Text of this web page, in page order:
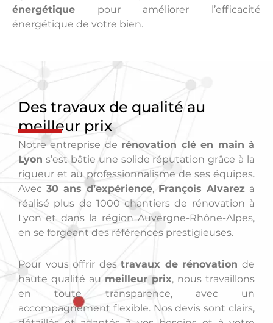
énergétique pour améliorer l’efficacité
énergétique de votre bien.
Des travaux de qualité au
meilleur prix
Notre entreprise de rénovation clé en main à
Lyon s’est bâtie une solide réputation grâce à la
rigueur et au professionnalisme de ses équipes.
Avec 30 ans d’expérience, François Alvarez a
réalisé plus de 1000 chantiers de rénovation à
Lyon et dans la région Auvergne-Rhône-Alpes,
en se forgeant des références prestigieuses.
Pour vous offrir destravaux de rénovation de
haute qualité au meilleur prix, nous travaillons
en toute transparence, avec un
accompagnement flexible. Nos devis sont clairs,